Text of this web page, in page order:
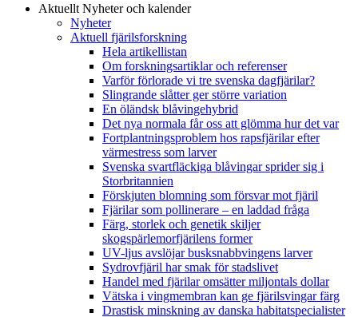
Aktuellt Nyheter och kalender
Nyheter
Aktuell fjärilsforskning
Hela artikellistan
Om forskningsartiklar och referenser
Varför förlorade vi tre svenska dagfjärilar?
Slingrande slåtter ger större variation
En öländsk blåvingehybrid
Det nya normala får oss att glömma hur det var
Fortplantningsproblem hos rapsfjärilar efter
värmestress som larver
Svenska svartfläckiga blåvingar sprider sig i
Storbritannien
Förskjuten blomning som försvar mot fjäril
Fjärilar som pollinerare – en laddad fråga
Färg, storlek och genetik skiljer
skogspärlemorfjärilens former
UV-ljus avslöjar busksnabbvingens larver
Sydrovfjäril har smak för stadslivet
Handel med fjärilar omsätter miljontals dollar
Vätska i vingmembran kan ge fjärilsvingar färg
Drastisk minskning av danska habitatspecialister